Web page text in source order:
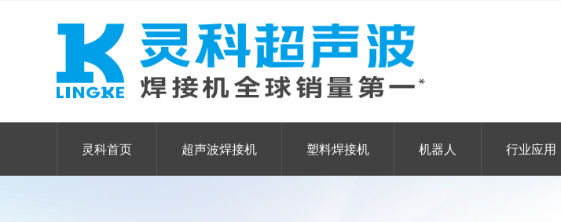
灵科首页 超声波焊接机 塑料焊接机 机器人 行业应用